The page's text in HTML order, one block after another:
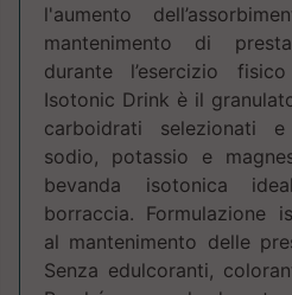
l'aumento
mantenimento di
durante l’esercizio
Isotonic Drink è il
carboidrati selezionati
sodio, potassio e
bevanda isotonica
borraccia. Formulazione
al mantenimento delle
Senza edulcoranti,